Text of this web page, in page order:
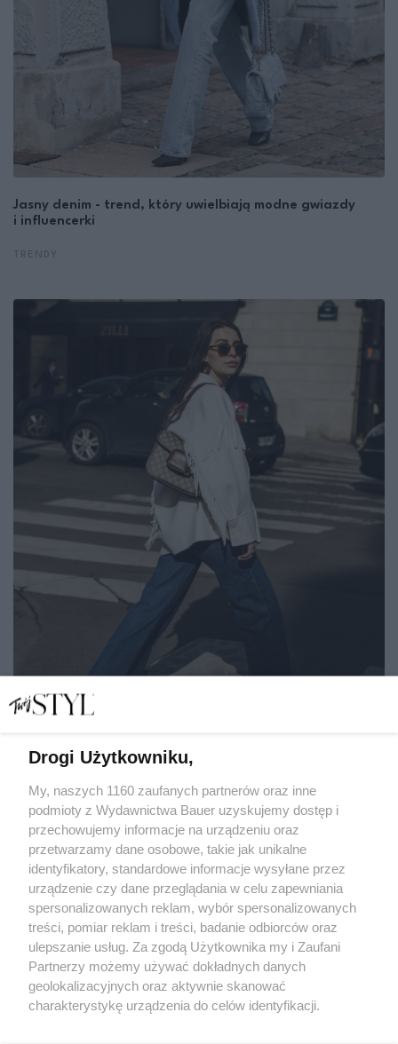
Jasny denim - trend, który uwielbiają modne gwiazdy
i influencerki
zachwycą fashionistki
JOANNA ANDRZEJEWSKA-SARNOWSKA
STREET STYLE
Drogi Użytkowniku,
My, naszych 1160 zaufanych partnerów oraz inne
podmioty z Wydawnictwa Bauer uzyskujemy dostęp i
przechowujemy informacje na urządzeniu oraz
przetwarzamy dane osobowe, takie jak unikalne
identyfikatory, standardowe informacje wysyłane przez
urządzenie czy dane przeglądania w celu zapewniania
spersonalizowanych reklam, wybór spersonalizowanych
treści, pomiar reklam i treści, badanie odbiorców oraz
ulepszanie usług. Za zgodą Użytkownika my i Zaufani
Partnerzy możemy używać dokładnych danych
geolokalizacyjnych oraz aktywnie skanować
charakterystykę urządzenia do celów identyfikacji.